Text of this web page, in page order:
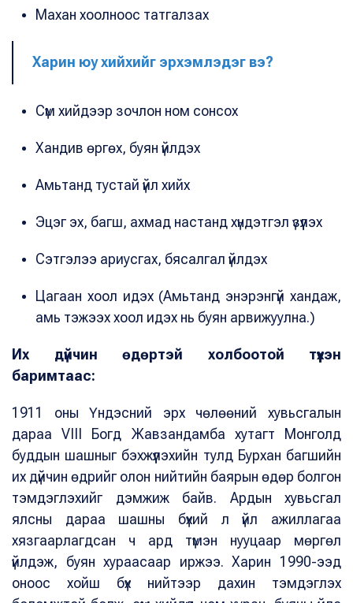
Махан хоолноос татгалзах
Харин юу хийхийг эрхэмлэдэг вэ?
Сүм хийдээр зочлон ном сонсох
Хандив өргөх, буян үйлдэх
Амьтанд тустай үйл хийх
Эцэг эх, багш, ахмад настанд хүндэтгэл үзүүлэх
Сэтгэлээ ариусгах, бясалгал үйлдэх
Цагаан хоол идэх (Амьтанд энэрэнгүй хандаж,
амь тэжээх хоол идэх нь буян арвижуулна.)
Их дүйчин өдөртэй холбоотой түүхэн
баримтаас:
1911 оны Үндэсний эрх чөлөөний хувьсгалын
дараа VIII Богд Жавзандамба хутагт Монголд
буддын шашныг бэхжүүлэхийн тулд Бурхан багшийн
их дүйчин өдрийг олон нийтийн баярын өдөр болгон
тэмдэглэхийг дэмжиж байв. Ардын хувьсгал
ялсны дараа шашны бүхий л үйл ажиллагаа
хязгаарлагдсан ч ард түмэн нууцаар мөргөл
үйлдэж, буян хураасаар иржээ. Харин 1990-ээд
оноос хойш бүх нийтээр дахин тэмдэглэх